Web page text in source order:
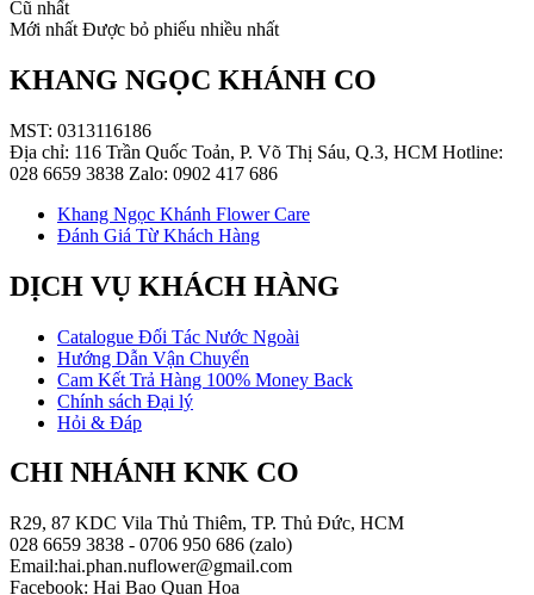
Cũ nhất
Mới nhất Được bỏ phiếu nhiều nhất
KHANG NGỌC KHÁNH CO
MST: 0313116186
Địa chỉ: 116 Trần Quốc Toản, P. Võ Thị Sáu, Q.3, HCM Hotline:
028 6659 3838 Zalo: 0902 417 686
Khang Ngọc Khánh Flower Care
Đánh Giá Từ Khách Hàng
DỊCH VỤ KHÁCH HÀNG
Catalogue Đối Tác Nước Ngoài
Hướng Dẫn Vận Chuyển
Cam Kết Trả Hàng 100% Money Back
Chính sách Đại lý
Hỏi & Đáp
CHI NHÁNH KNK CO
R29, 87 KDC Vila Thủ Thiêm, TP. Thủ Đức, HCM
028 6659 3838 - 0706 950 686 (zalo)
Email:hai.phan.nuflower@gmail.com
Facebook: Hai Bao Quan Hoa